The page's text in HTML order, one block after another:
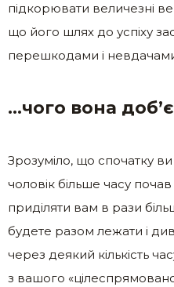
підкорювати величезні
що його шлях до успіху
перешкодами і
…чого вона
Зрозуміло, що спочатку
чоловік більше часу
приділяти вам в рази
будете разом лежати і
через деякий кількість
з вашого